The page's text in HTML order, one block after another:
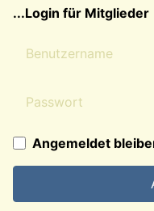
...Login für Mitglieder
Benutzername
Angemeldet